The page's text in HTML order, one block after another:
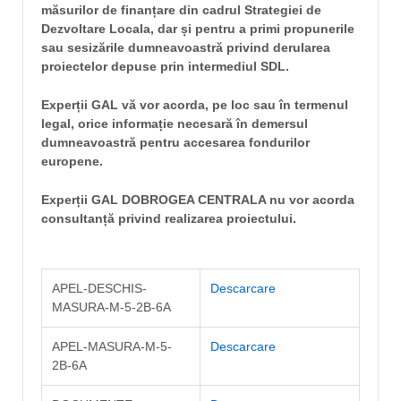
măsurilor de finanțare din cadrul Strategiei de
Dezvoltare Locala, dar și pentru a primi propunerile
sau sesizările dumneavoastră privind derularea
proiectelor depuse prin intermediul SDL.
Experții GAL vă vor acorda, pe loc sau în termenul
legal, orice informație necesară în demersul
dumneavoastră pentru accesarea fondurilor
europene.
Experții GAL DOBROGEA CENTRALA nu vor acorda
consultanță privind realizarea proiectului.
APEL-DESCHIS-
MASURA-M-5-2B-6A
Descarcare
APEL-MASURA-M-5-
2B-6A
Descarcare